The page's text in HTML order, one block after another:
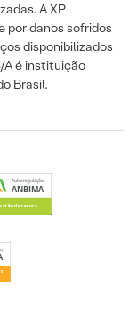
A XP
por danos sofridos
disponibilizados
A é instituição
Brasil.